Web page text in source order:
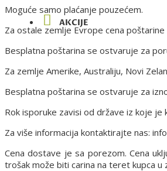
AKCIJE
Moguće samo plaćanje pouzećem.
Za ostale zemlje Evrope cena poštarine
Besplatna poštarina se ostvaruje za
Za zemlje Amerike, Australiju, Novi
Besplatna poštarina se ostvaruje za
Rok isporuke zavisi od države iz koje je
Za više informacija kontaktirajte nas:
Cena dostave je sa porezom. Cena
trošak može biti carina na teret kupca